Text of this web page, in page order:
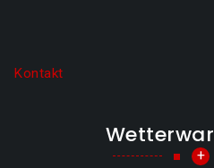
Kontakt
+